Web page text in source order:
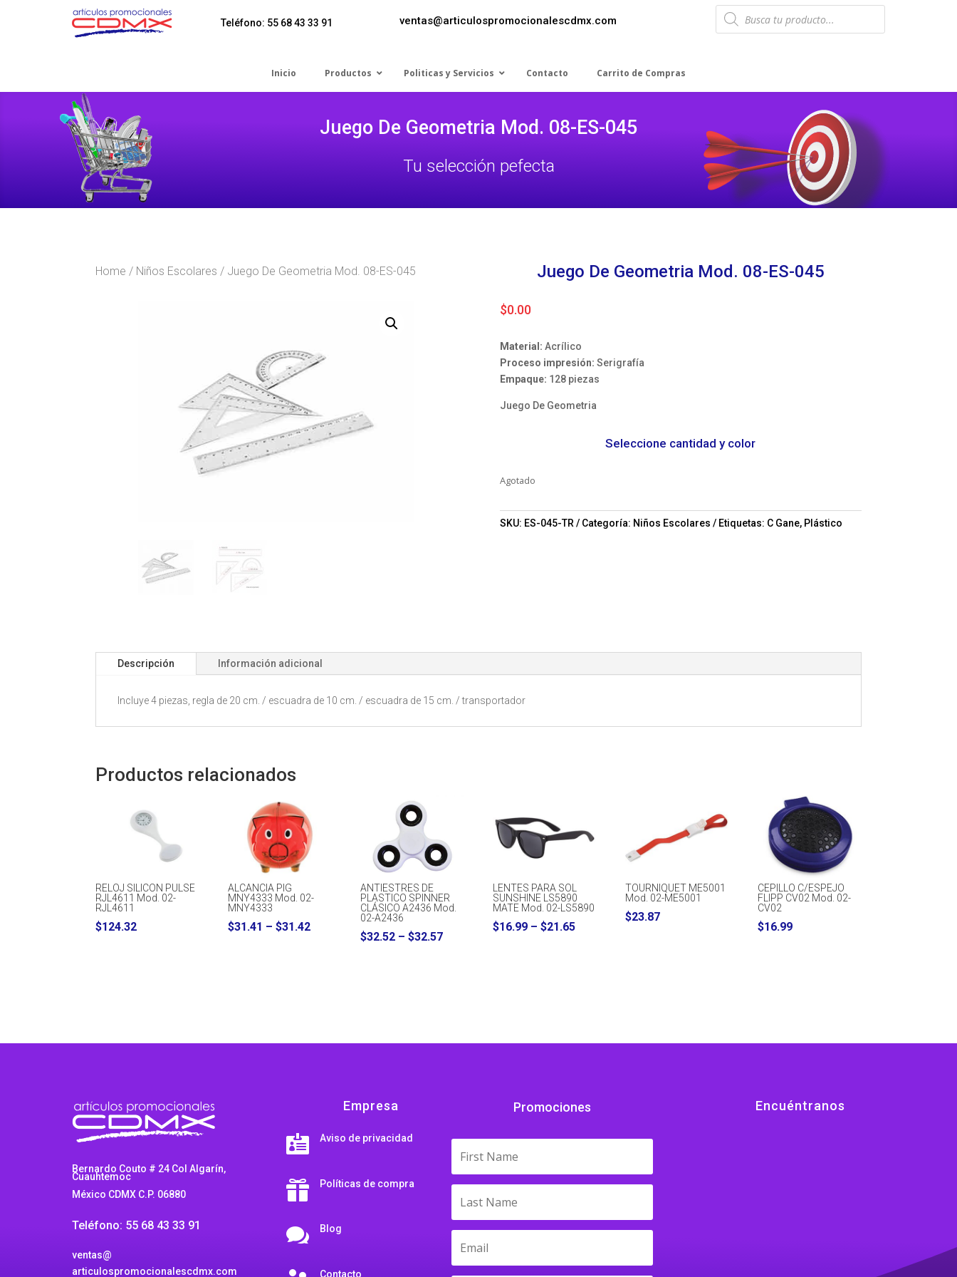
Teléfono: 55 68 43 33 91 ventas@articulospromocionalescdmx.com
Products
search
Inicio Productos Politicas y Servicios Contacto Carrito de Compras
Juego De Geometria Mod. 08-ES-045
Tu selección pefecta
Home / Niños Escolares / Juego De Geometria Mod. 08-ES-045 Juego De Geometria Mod. 08-ES-045
$0.00
Material: Acrílico
Proceso impresión: Serigrafía
Empaque: 128 piezas
Juego De Geometria
Seleccione cantidad y color
Agotado
SKU: ES-045-TR Categoría: Niños Escolares Etiquetas: C Gane, Plástico
Descripción Información adicional
Incluye 4 piezas, regla de 20 cm. / escuadra de 10 cm. / escuadra de 15 cm. / transportador
Productos relacionados
RELOJ SILICON PULSE
RJL4611 Mod. 02-
RJL4611
$124.32
ALCANCIA PIG
MNY4333 Mod. 02-
MNY4333
$31.41 – $31.42Price
ANTIESTRES DE
PLASTICO SPINNER
CLÁSICO A2436 Mod.
02-A2436
$32.52 – $32.57Price
LENTES PARA SOL
SUNSHINE LS5890
MATE Mod. 02-LS5890
$16.99 – $21.65Price
TOURNIQUET ME5001
Mod. 02-ME5001
$23.87
CEPILLO C/ESPEJO
FLIPP CV02 Mod. 02-
CV02
$16.99
Bernardo Couto # 24 Col Algarín,
Cuauhtemoc
México CDMX C.P. 06880
Teléfono: 55 68 43 33 91
ventas@
articulospromocionalescdmx.com
Empresa
 Aviso de privacidad
 Políticas de compra
 Blog
Contacto
Promociones Encuéntranos